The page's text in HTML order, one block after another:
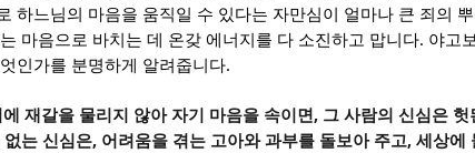
하느님의 마음을 움직일 수 있다는 자만심이 얼마나 큰 죄의
마음으로 바치는 데 온갖 에너지를 다 소진하고 맙니다. 야고
인가를 분명하게 알려줍니다.
재갈을 물리지 않아 자기 마음을 속이면, 그 사람의 신심은 헛
는 신심은, 어려움을 겪는 고아와 과부를 돌보아 주고, 세상에